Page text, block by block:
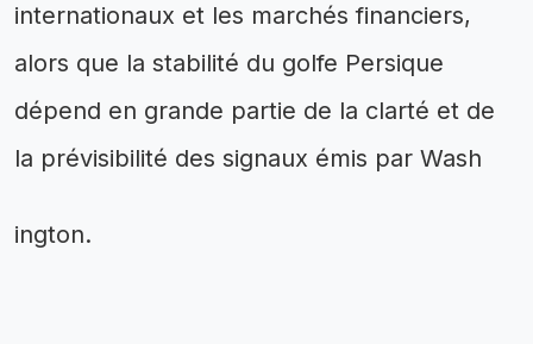
internationaux et les marchés financiers,
alors que la stabilité du golfe Persique
dépend en grande partie de la clarté et de
la prévisibilité des signaux émis par Wash
ington.